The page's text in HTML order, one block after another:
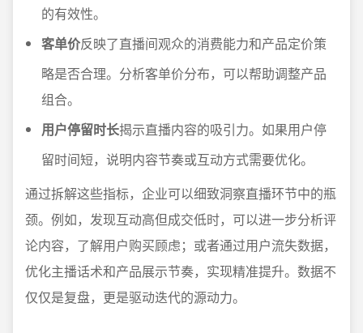
的有效性。
客单价反映了直播间观众的消费能力和产品定价策
略是否合理。分析客单价分布，可以帮助调整产品
组合。
用户停留时长揭示直播内容的吸引力。如果用户停
留时间短，说明内容节奏或互动方式需要优化。
通过拆解这些指标，企业可以细致洞察直播环节中的瓶
颈。例如，发现互动高但成交低时，可以进一步分析评
论内容，了解用户购买顾虑；或者通过用户流失数据，
优化主播话术和产品展示节奏，实现精准提升。数据不
仅仅是复盘，更是驱动迭代的源动力。